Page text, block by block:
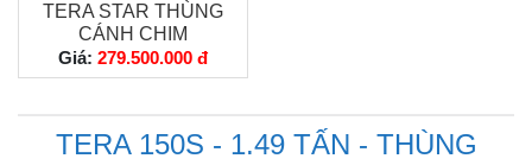
TERA STAR THÙNG
CÁNH CHIM
Giá: 279.500.000 đ
TERA 150S - 1.49 TẤN - THÙNG